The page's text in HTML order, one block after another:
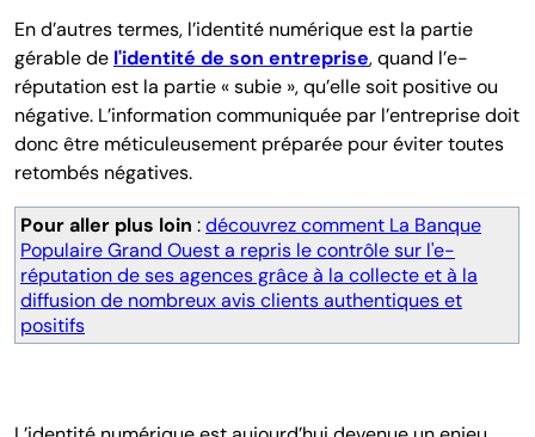
En d’autres termes, l’identité numérique est la partie
gérable de l'identité de son entreprise, quand l’e-
réputation est la partie « subie », qu’elle soit positive ou
négative. L’information communiquée par l’entreprise doit
donc être méticuleusement préparée pour éviter toutes
retombés négatives.
Pour aller plus loin :découvrez comment La Banque
Populaire Grand Ouest a repris le contrôle sur l'e-
réputation de ses agences grâce à la collecte et à la
diffusion de nombreux avis clients authentiques et
positifs